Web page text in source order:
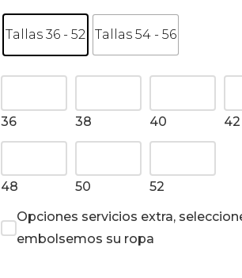
Tallas 36 - 52 Tallas 54 - 56
36 38 40 42
48 50
52
Opciones servicios extra,
embolsemos su ropa